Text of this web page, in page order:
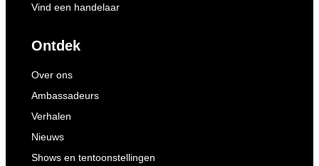
Vind een handelaar
Ontdek
Over ons
Ambassadeurs
Verhalen
Nieuws
Shows en tentoonstellingen